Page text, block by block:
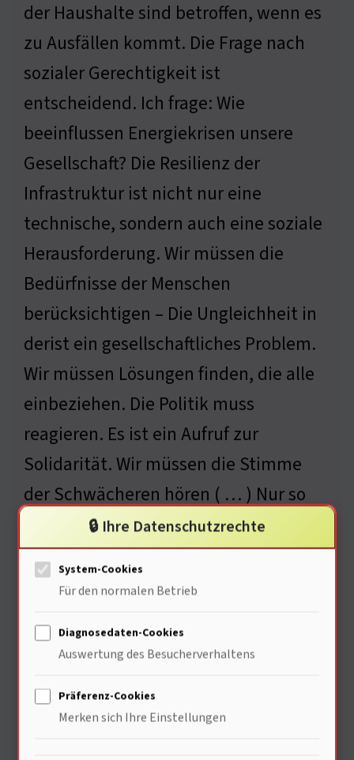
der Haushalte sind betroffen, wenn es
zu Ausfällen kommt. Die Frage nach
sozialer Gerechtigkeit ist
entscheidend. Ich frage: Wie
beeinflussen Energiekrisen unsere
Gesellschaft? Die Resilienz der
Infrastruktur ist nicht nur eine
technische, sondern auch eine soziale
Herausforderung. Wir müssen die
Bedürfnisse der Menschen
berücksichtigen – Die Ungleichheit in
derist ein gesellschaftliches Problem.
Wir müssen Lösungen finden, die alle
einbeziehen. Die Politik muss
reagieren. Es ist ein Aufruf zur
Solidarität. Wir müssen die Stimme
der Schwächeren hören ( … ) Nur so
können wir eine gerechte Zukunft
gestalten. Es geht um mehr als
Technik. Es geht um Menschlichkeit.
Gesellschaft, S. 15
Psychologische Auswirkungen
🔒 Ihre Datenschutzrechte
System-Cookies
Für den normalen Betrieb
Diagnosedaten-Cookies
Auswertung des Besucherverhaltens
Präferenz-Cookies
Merken sich Ihre Einstellungen